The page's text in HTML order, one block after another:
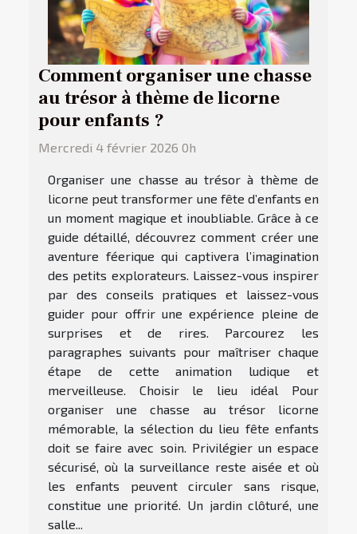
Comment organiser une chasse
au trésor à thème de licorne
pour enfants ?
Mercredi 4 février 2026 0h
Organiser une chasse au trésor à thème de
licorne peut transformer une fête d’enfants en
un moment magique et inoubliable. Grâce à ce
guide détaillé, découvrez comment créer une
aventure féerique qui captivera l’imagination
des petits explorateurs. Laissez-vous inspirer
par des conseils pratiques et laissez-vous
guider pour offrir une expérience pleine de
surprises et de rires. Parcourez les
paragraphes suivants pour maîtriser chaque
étape de cette animation ludique et
merveilleuse. Choisir le lieu idéal Pour
organiser une chasse au trésor licorne
mémorable, la sélection du lieu fête enfants
doit se faire avec soin. Privilégier un espace
sécurisé, où la surveillance reste aisée et où
les enfants peuvent circuler sans risque,
constitue une priorité. Un jardin clôturé, une
salle...